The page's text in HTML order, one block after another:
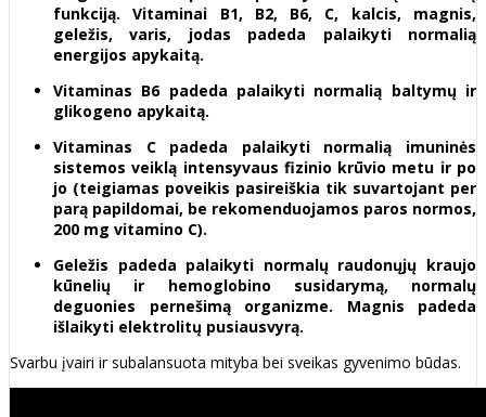
funkciją. Vitaminai B1, B2, B6, C, kalcis, magnis,
geležis, varis, jodas padeda palaikyti normalią
energijos apykaitą.
Vitaminas B6 padeda palaikyti normalią baltymų ir
glikogeno apykaitą.
Vitaminas C padeda palaikyti normalią imuninės
sistemos veiklą intensyvaus fizinio krūvio metu ir po
jo (teigiamas poveikis pasireiškia tik suvartojant per
parą papildomai, be rekomenduojamos paros normos,
200 mg vitamino C).
Geležis padeda palaikyti normalų raudonųjų kraujo
kūnelių ir hemoglobino susidarymą, normalų
deguonies pernešimą organizme. Magnis padeda
išlaikyti elektrolitų pusiausvyrą.
Svarbu įvairi ir subalansuota mityba bei sveikas gyvenimo būdas.